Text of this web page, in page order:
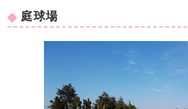
庭球場